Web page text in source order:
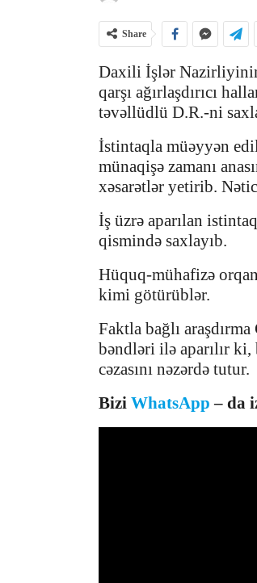
Share
Daxili İşlər
qarşı ağırlaşdırıcı
təvəllüdlü D.R.-ni
İstintaqla müəyyən
münaqişə zamanı
xəsarətlər yetirib.
İş üzrə aparılan
qismində saxlayıb.
Hüquq-mühafizə
kimi götürüblər.
Faktla bağlı
bəndləri ilə aparılır
cəzasını nəzərdə tutur.
Bizi WhatsApp – da